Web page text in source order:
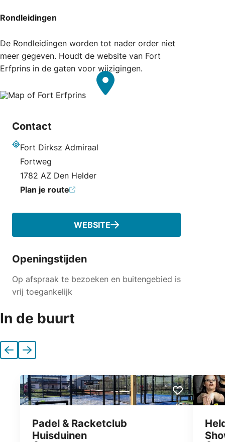
Rondleidingen
De Rondleidingen worden tot nader order niet
meer gegeven. Houdt de website van Fort
Erfprins in de gaten voor wijzigingen.
Contact
Fort Dirksz Admiraal
Fortweg
1782 AZ Den Helder
Plan je route
WEBSITE
Openingstijden
Op afspraak te bezoeken en buitengebied is
vrij toegankelijk
In de buurt
VorigeVolgende
Padel & Racketclub
Huisduinen